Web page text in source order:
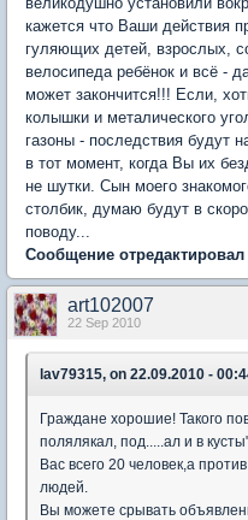
кажется что Ваши действия
гуляющих детей, взрослых,
велосипеда ребёнок и всё -
может закончится!!! Если,
колышки и металического
газоны - последствия будут
в тот момент, когда Вы их
не шутки. Сын моего
столбик, думаю будут в
поводу...
Сообщение
art102007
22 Sep 2010
lav79315, on 22.09.2010 -
Граждане хорошие! Такого
полялякал, под.....ал и в
Вас всего 20 человек,а
людей.
Вы можете срывать